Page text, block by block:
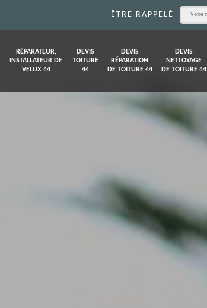
ÊTRE RAPPELÉ
RÉPARATEUR,
INSTALLATEUR DE
VELUX 44
DEVIS
TOITURE
44
DEVIS
RÉPARATION
DE TOITURE 44
DEVIS
NETTOYAGE
DE TOITURE 44